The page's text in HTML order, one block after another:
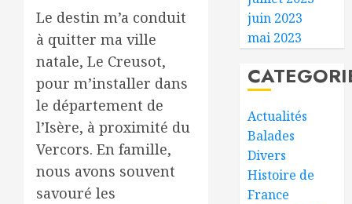
Le destin m’a conduit
à quitter ma ville
natale, Le Creusot,
pour m’installer dans
le département de
l’Isère, à proximité du
Vercors. En famille,
nous avons souvent
savouré les
juin 2023
mai 2023
Actualités
Balades
Divers
Histoire de
France